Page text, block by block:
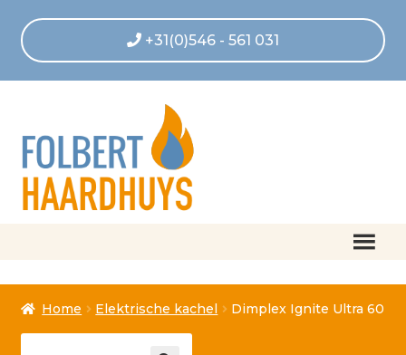
+31(0)546 - 561 031
Afrekenen
Home Elektrische kachel Dimplex Ignite Ultra 60